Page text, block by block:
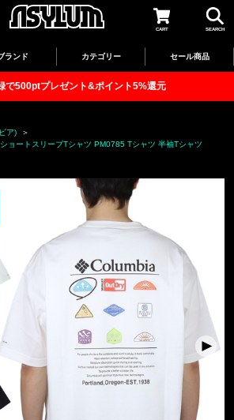
CART SEARCH
ランド カテゴリー セール商品
で500ptプレゼント&ポイント5%還元
ア)
ョートスリーブTシャツ PM0785 Tシャツ 半袖Tシャツ